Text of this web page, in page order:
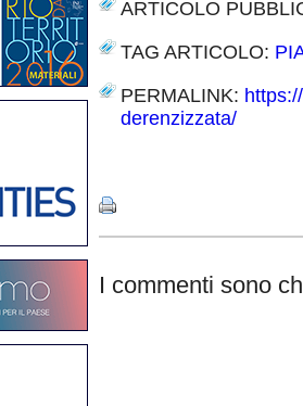
ARTICOLO
TAG ARTICOLO:
PERMALINK:
derenzizzata/
I commenti sono